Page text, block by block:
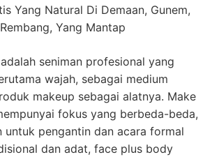
Yang Natural Di Demaan, Gunem,
Rembang, Yang Mantap
seniman profesional yang
wajah, sebagai medium
makeup sebagai alatnya. Make
fokus yang berbeda-beda,
untuk pengantin dan acara formal
dan adat, face plus body